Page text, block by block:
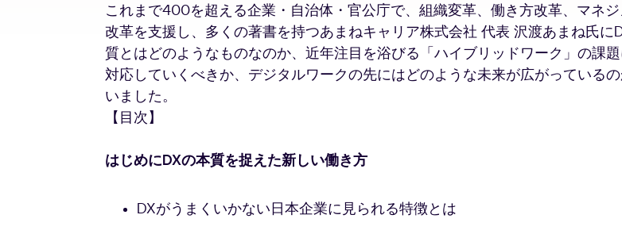
これまで400を超える企業・自治体・官公庁で、組織変革、働き方改革、マネジ
改革を支援し、多くの著書を持つあまねキャリア株式会社 代表 沢渡あまね氏に
質とはどのようなものなのか、近年注目を浴びる「ハイブリッドワーク」の課題
対応していくべきか、デジタルワークの先にはどのような未来が広がっている
いました。
【目次】
はじめにDXの本質を捉えた新しい働き方
DXがうまくいかない日本企業に見られる特徴とは